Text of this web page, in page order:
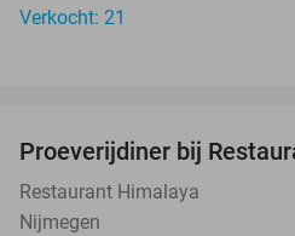
Verkocht: 21
Proeverijdiner bij
Restaurant Himalaya
Nijmegen